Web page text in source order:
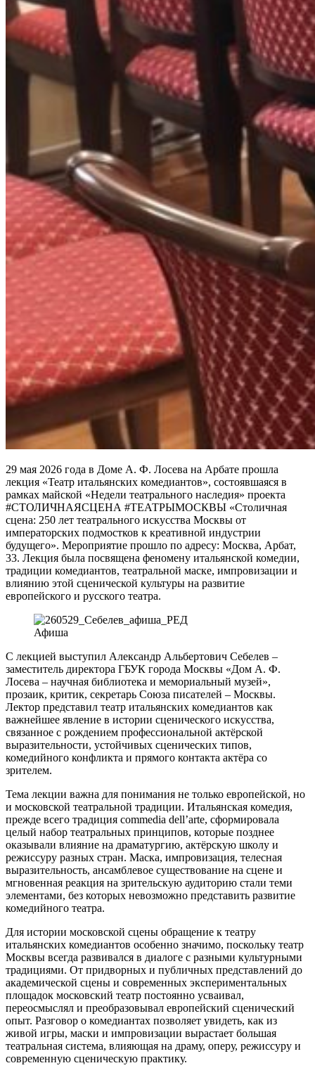
29 мая 2026 года в Доме А. Ф. Лосева на Арбате прошла
лекция «Театр итальянских комедиантов», состоявшаяся в
рамках майской «Недели театрального наследия» проекта
#СТОЛИЧНАЯСЦЕНА #ТЕАТРЫМОСКВЫ «Столичная
сцена: 250 лет театрального искусства Москвы от
императорских подмостков к креативной индустрии
будущего». Мероприятие прошло по адресу: Москва, Арбат,
33. Лекция была посвящена феномену итальянской комедии,
традиции комедиантов, театральной маске, импровизации и
влиянию этой сценической культуры на развитие
европейского и русского театра.
Афиша
С лекцией выступил Александр Альбертович Себелев –
заместитель директора ГБУК города Москвы «Дом А. Ф.
Лосева – научная библиотека и мемориальный музей»,
прозаик, критик, секретарь Союза писателей – Москвы.
Лектор представил театр итальянских комедиантов как
важнейшее явление в истории сценического искусства,
связанное с рождением профессиональной актёрской
выразительности, устойчивых сценических типов,
комедийного конфликта и прямого контакта актёра со
зрителем.
Тема лекции важна для понимания не только европейской, но
и московской театральной традиции. Итальянская комедия,
прежде всего традиция commedia dell’arte, сформировала
целый набор театральных принципов, которые позднее
оказывали влияние на драматургию, актёрскую школу и
режиссуру разных стран. Маска, импровизация, телесная
выразительность, ансамблевое существование на сцене и
мгновенная реакция на зрительскую аудиторию стали теми
элементами, без которых невозможно представить развитие
комедийного театра.
Для истории московской сцены обращение к театру
итальянских комедиантов особенно значимо, поскольку театр
Москвы всегда развивался в диалоге с разными культурными
традициями. От придворных и публичных представлений до
академической сцены и современных экспериментальных
площадок московский театр постоянно усваивал,
переосмыслял и преобразовывал европейский сценический
опыт. Разговор о комедиантах позволяет увидеть, как из
живой игры, маски и импровизации вырастает большая
театральная система, влияющая на драму, оперу, режиссуру и
современную сценическую практику.